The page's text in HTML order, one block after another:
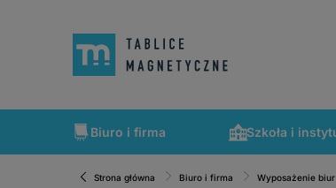
Biuro i firma Szkoła i
Strona główna Biuro i firma Wyposażenie biur